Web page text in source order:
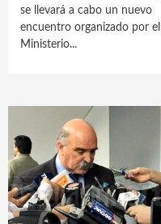
se llevará a cabo un nuevo
encuentro organizado por el
Ministerio...